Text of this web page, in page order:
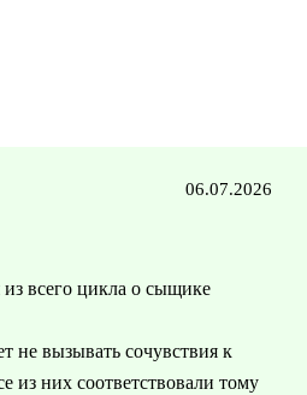
06.07.2026
всего цикла о сыщике
не вызывать сочувствия к
из них соответствовали тому